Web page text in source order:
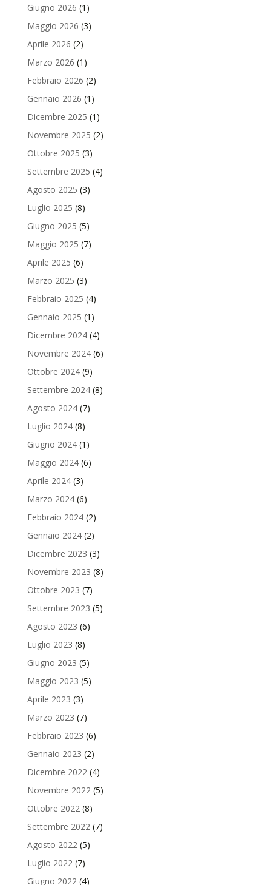
Giugno 2026 (1)
Maggio 2026 (3)
Aprile 2026 (2)
Marzo 2026 (1)
Febbraio 2026 (2)
Gennaio 2026 (1)
Dicembre 2025 (1)
Novembre 2025 (2)
Ottobre 2025 (3)
Settembre 2025 (4)
Agosto 2025 (3)
Luglio 2025 (8)
Giugno 2025 (5)
Maggio 2025 (7)
Aprile 2025 (6)
Marzo 2025 (3)
Febbraio 2025 (4)
Gennaio 2025 (1)
Dicembre 2024(4)
Novembre 2024(6)
Ottobre 2024(9)
Settembre 2024(8)
Agosto 2024(7)
Luglio 2024(8)
Giugno 2024(1)
Maggio 2024(6)
Aprile 2024(3)
Marzo 2024(6)
Febbraio 2024(2)
Gennaio 2024(2)
Dicembre 2023 (3)
Novembre 2023 (8)
Ottobre 2023 (7)
Settembre 2023 (5)
Agosto 2023 (6)
Luglio 2023 (8)
Giugno 2023 (5)
Maggio 2023 (5)
Aprile 2023 (3)
Marzo 2023 (7)
Febbraio 2023 (6)
Gennaio 2023 (2)
Dicembre 2022 (4)
Novembre 2022 (5)
Ottobre 2022 (8)
Settembre 2022 (7)
Agosto 2022 (5)
Luglio 2022 (7)
Giugno 2022 (4)